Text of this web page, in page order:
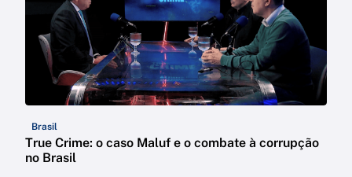
Brasil
True Crime: o caso Maluf e o combate à corrupção
no Brasil